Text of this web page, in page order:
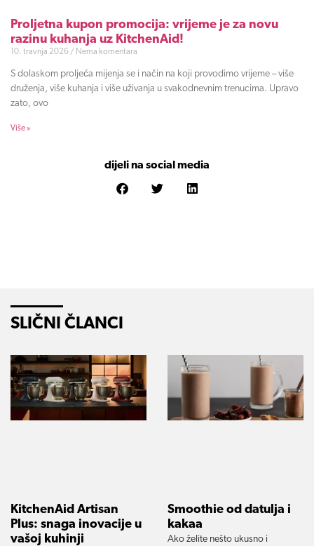
Proljetna kupon promocija: vrijeme je za novu
razinu kuhanja uz KitchenAid!
10. travnja 2026 Nema komentara
S dolaskom proljeća mijenja se i način na koji provodimo vrijeme – više
druženja, više kuhanja i više uživanja u svakodnevnim trenucima. Upravo
zato, ovo
Više »
dijeli na social media
SLIČNI ČLANCI
KitchenAid Artisan
Plus: snaga inovacije u
vašoj kuhinji
Smoothie od datulja i
kakaa
Ako želite nešto ukusno i